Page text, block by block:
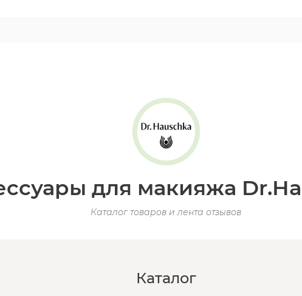
для макияжа
Каталог товаров и лента отзывов
Каталог